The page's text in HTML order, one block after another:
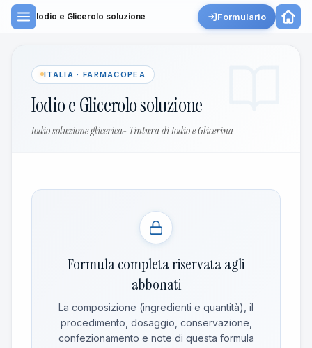
Iodio e Glicerolo soluzione Formulario
ITALIA · FARMACOPEA
Iodio e Glicerolo soluzione
Iodio soluzione glicerica- Tintura di Iodio e Glicerina
Formula completa riservata agli
abbonati
La composizione (ingredienti e quantità), il
procedimento, dosaggio, conservazione,
confezionamento e note di questa formula